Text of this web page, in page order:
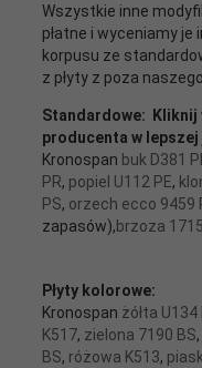
Wszystkie inne
płatne i wyceniamy je
korpusu ze
z płyty z poza
Standardowe:
Kliknij
producenta w
Kronospan buk D381
PR, popiel U112 PE,
PS, orzech ecco 9459
zapasów),brzoza 1715
Płyty kolorowe:
Kronospan żółta U134
K517, zielona 7190 BS,
BS, różowa K513,